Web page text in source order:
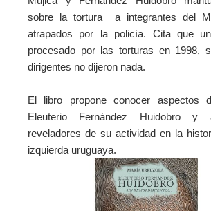
sobre la tortura a integrantes del
atrapados por la policía. Cita que
procesado por las torturas en 1998,
dirigentes no dijeron nada.
El libro propone conocer aspectos
Eleuterio Fernández Huidobro y
reveladores de su actividad en la
izquierda uruguaya.